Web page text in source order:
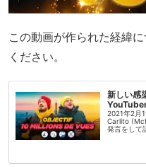
この動画が作られた経緯
ください。
新しい感
2021年2月
Carlito
発言をして